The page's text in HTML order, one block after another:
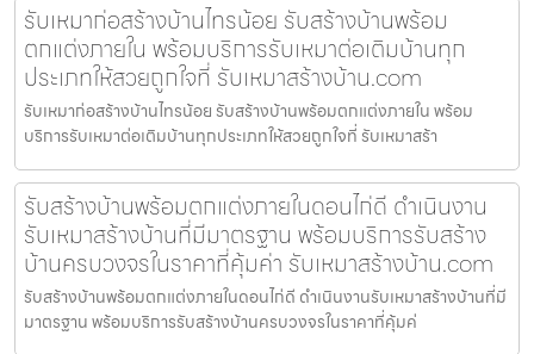
รับเหมาก่อสร้างบ้านไทรน้อย รับสร้างบ้านพร้อม
ตกแต่งภายใน พร้อมบริการรับเหมาต่อเติมบ้านทุก
ประเภทให้สวยถูกใจที่ รับเหมาสร้างบ้าน.com
รับเหมาก่อสร้างบ้านไทรน้อย รับสร้างบ้านพร้อมตกแต่งภายใน พร้อม
บริการรับเหมาต่อเติมบ้านทุกประเภทให้สวยถูกใจที่ รับเหมาสร้า
รับสร้างบ้านพร้อมตกแต่งภายในดอนไก่ดี ดำเนินงาน
รับเหมาสร้างบ้านที่มีมาตรฐาน พร้อมบริการรับสร้าง
บ้านครบวงจรในราคาที่คุ้มค่า รับเหมาสร้างบ้าน.com
รับสร้างบ้านพร้อมตกแต่งภายในดอนไก่ดี ดำเนินงานรับเหมาสร้างบ้านที่มี
มาตรฐาน พร้อมบริการรับสร้างบ้านครบวงจรในราคาที่คุ้มค่